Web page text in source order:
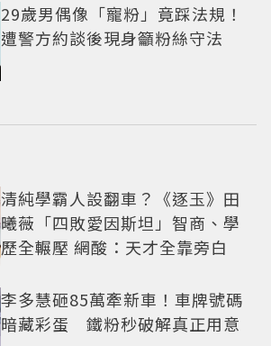
29歲男偶像「寵粉」竟踩法規！
遭警方約談後現身籲粉絲守法
清純學霸人設翻車？《逐玉》田
曦薇「四敗愛因斯坦」智商、學
歷全輾壓 網酸：天才全靠旁白
李多慧砸85萬牽新車！車牌號碼
暗藏彩蛋 鐵粉秒破解真正用意